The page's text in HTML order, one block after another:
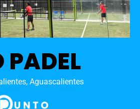
PADEL
Aguascalientes